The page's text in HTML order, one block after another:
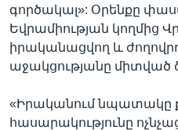
գործակալ»: Օրենքը
Եվրամիության կողմից
իրականացվող և
աջակցությանը միտված
«Իրականում
հասարակությունը